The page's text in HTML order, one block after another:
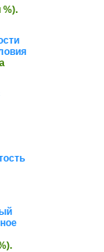
%).